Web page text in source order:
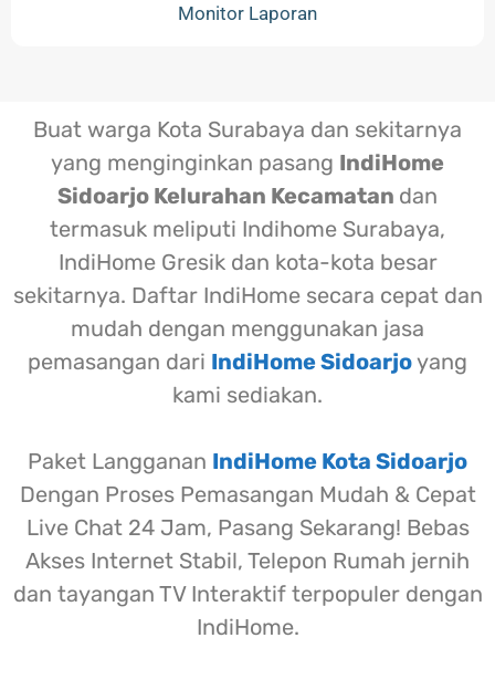
Monitor Laporan
Buat warga Kota Surabaya dan sekitarnya
yang menginginkan pasang IndiHome
Sidoarjo Kelurahan Kecamatan dan
termasuk meliputi Indihome Surabaya,
IndiHome Gresik dan kota-kota besar
sekitarnya. Daftar IndiHome secara cepat dan
mudah dengan menggunakan jasa
pemasangan dari IndiHome Sidoarjoyang
kami sediakan.
Paket Langganan IndiHome Kota Sidoarjo
Dengan Proses Pemasangan Mudah & Cepat
Live Chat 24 Jam, Pasang Sekarang! Bebas
Akses Internet Stabil, Telepon Rumah jernih
dan tayangan TV Interaktif terpopuler dengan
IndiHome.